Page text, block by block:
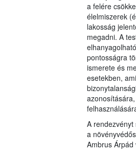
a felére
élelmiszerek
lakosság
megadni. A
pontosságra
ismerete és
esetekben,
A
a
Ambrus Árpád